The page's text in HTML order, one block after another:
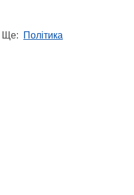
Ще: Політика